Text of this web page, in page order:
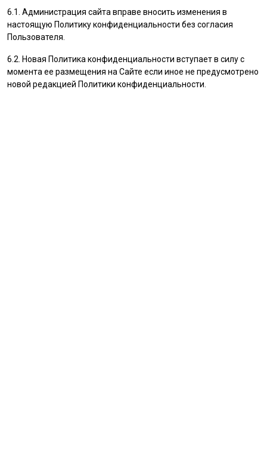
6.1. Администрация сайта вправе вносить изменения в
настоящую Политику конфиденциальности без согласия
Пользователя
6.2. Новая Политика конфиденциальности вступает в силу с
момента ее размещения на Сайте если иное не предусмотрено
новой редакцией Политики конфиденциальности.